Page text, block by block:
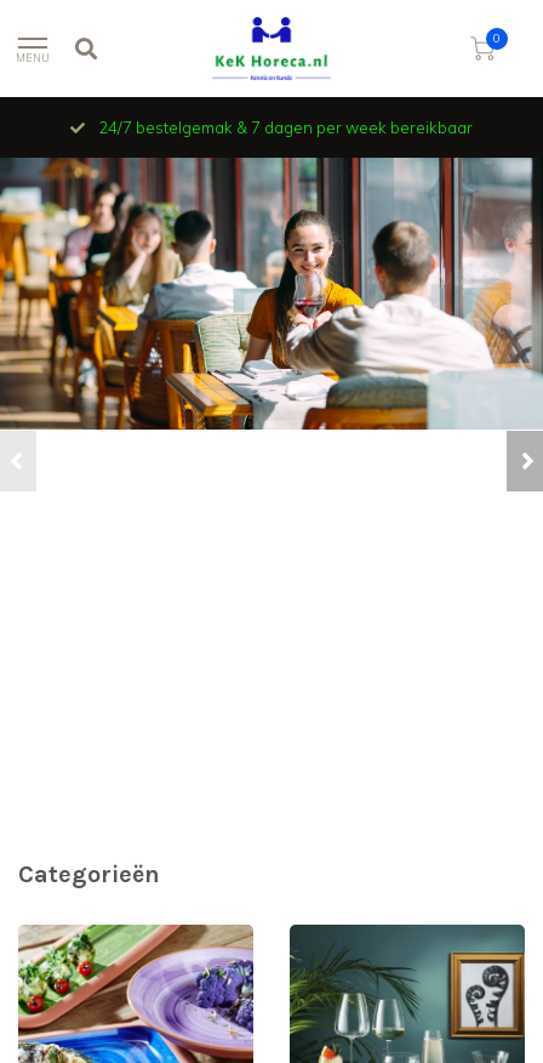
MENU
0
24/7 bestelgemak & 7 dagen per week bereikbaar
Categorieën